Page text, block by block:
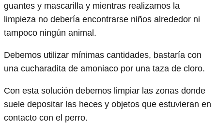
guantes y mascarilla y mientras realizamos la
limpieza no debería encontrarse niños alrededor ni
tampoco ningún animal.
Debemos utilizar mínimas cantidades, bastaría con
una cucharadita de amoniaco por una taza de cloro.
Con esta solución debemos limpiar las zonas donde
suele depositar las heces y objetos que estuvieran en
contacto con el perro.